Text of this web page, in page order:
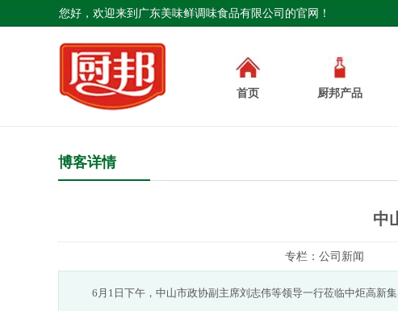
您好，欢迎来到广东美味鲜调味食品有限公司的官网！
首页 厨邦产品
博客详情
中
专栏： 公司新闻
6月1日下午，中山市政协副主席刘志伟等领导一行莅临中炬高新